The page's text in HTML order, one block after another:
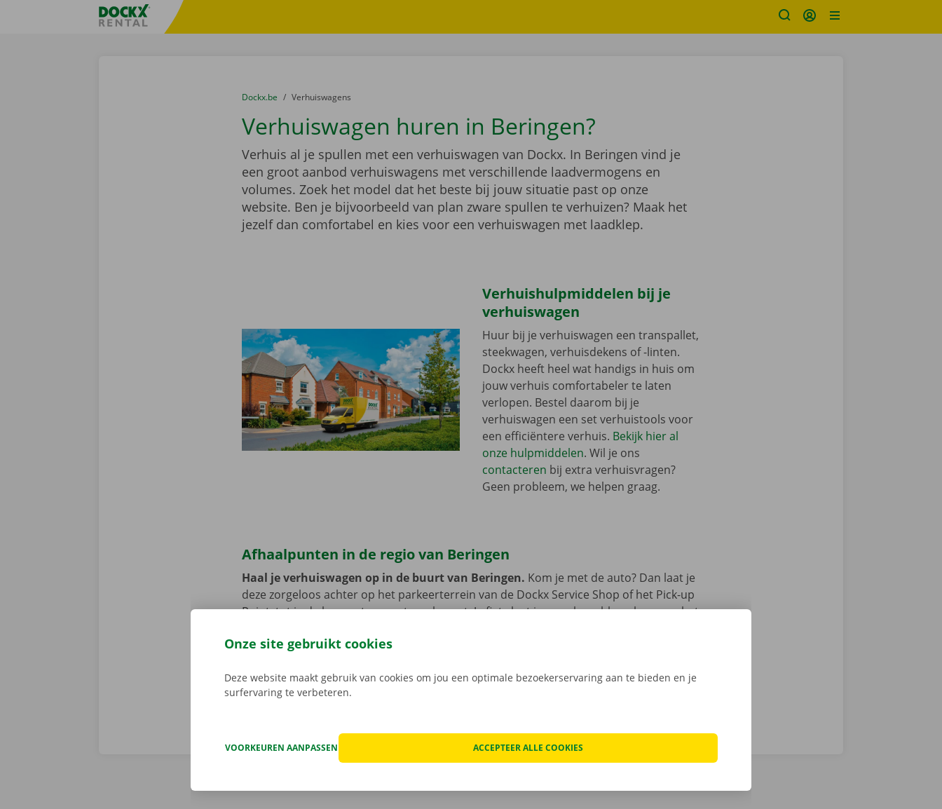
Taalselectie overslaanFratello DEMO
U bevindt zich hier:
van
Dockx.be naar
Verhuiswagens
Verhuiswagen huren in Beringen?
Verhuis al je spullen met een verhuiswagen van Dockx. In Beringen vind je
een groot aanbod verhuiswagens met verschillende laadvermogens en
volumes. Zoek het model dat het beste bij jouw situatie past op onze
website. Ben je bijvoorbeeld van plan zware spullen te verhuizen? Maak het
jezelf dan comfortabel en kies voor een verhuiswagen met laadklep.
Verhuishulpmiddelen bij je
verhuiswagen
Huur bij je verhuiswagen een transpallet,
steekwagen, verhuisdekens of -linten.
Dockx heeft heel wat handigs in huis om
jouw verhuis comfortabeler te laten
verlopen. Bestel daarom bij je
verhuiswagen een set verhuistools voor
een efficiëntere verhuis. Bekijk hier al
onze hulpmiddelen. Wil je ons
contacteren bij extra verhuisvragen?
Geen probleem, we helpen graag.
Afhaalpunten in de regio van Beringen
Haal je verhuiswagen op in de buurt van Beringen. Kom je met de auto? Dan laat je
deze zorgeloos achter op het parkeerterrein van de Dockx Service Shop of het Pick-up
Point, tot je de huurauto weer terugbrengt. Je fiets laat je er ook probleemloos aan het
bereikbaar met bus of tram.
Onze site gebruikt cookies
Deze website maakt gebruik van cookies om jou een optimale bezoekerservaring aan te bieden en je
surfervaring te verbeteren.
VOORKEUREN AANPASSEN ACCEPTEER ALLE COOKIES